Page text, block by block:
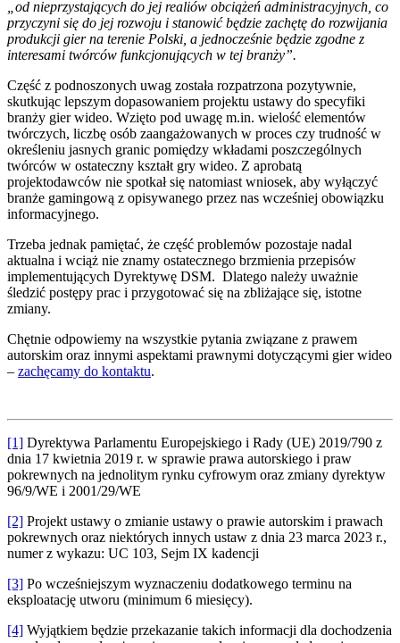
„od nieprzystających do jej realiów obciążeń administracyjnych, co
przyczyni się do jej rozwoju i stanowić będzie zachętę do rozwijania
produkcji gier na terenie Polski, a jednocześnie będzie zgodne z
interesami twórców funkcjonujących w tej branży”.
Część z podnoszonych uwag została rozpatrzona pozytywnie,
skutkując lepszym dopasowaniem projektu ustawy do specyfiki
branży gier wideo. Wzięto pod uwagę m.in. wielość elementów
twórczych, liczbę osób zaangażowanych w proces czy trudność w
określeniu jasnych granic pomiędzy wkładami poszczególnych
twórców w ostateczny kształt gry wideo. Z aprobatą
projektodawców nie spotkał się natomiast wniosek, aby wyłączyć
branże gamingową z opisywanego przez nas wcześniej obowiązku
informacyjnego.
Trzeba jednak pamiętać, że część problemów pozostaje nadal
aktualna i wciąż nie znamy ostatecznego brzmienia przepisów
implementujących Dyrektywę DSM. Dlatego należy uważnie
śledzić postępy prac i przygotować się na zbliżające się, istotne
zmiany.
Chętnie odpowiemy na wszystkie pytania związane z prawem
autorskim oraz innymi aspektami prawnymi dotyczącymi gier wideo
– zachęcamy do kontaktu.
[1] Dyrektywa Parlamentu Europejskiego i Rady (UE) 2019/790 z
dnia 17 kwietnia 2019 r. w sprawie prawa autorskiego i praw
pokrewnych na jednolitym rynku cyfrowym oraz zmiany dyrektyw
96/9/WE i 2001/29/WE
[2] Projekt ustawy o zmianie ustawy o prawie autorskim i prawach
pokrewnych oraz niektórych innych ustaw z dnia 23 marca 2023 r.,
numer z wykazu: UC 103, Sejm IX kadencji
[3] Po wcześniejszym wyznaczeniu dodatkowego terminu na
eksploatację utworu (minimum 6 miesięcy).
[4] Wyjątkiem będzie przekazanie takich informacji dla dochodzenia